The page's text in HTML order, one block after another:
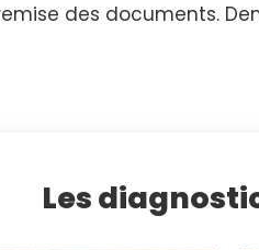
des documents.
Les